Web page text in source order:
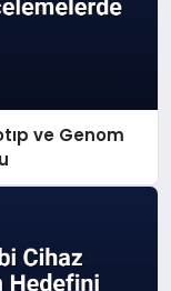
ve Genom